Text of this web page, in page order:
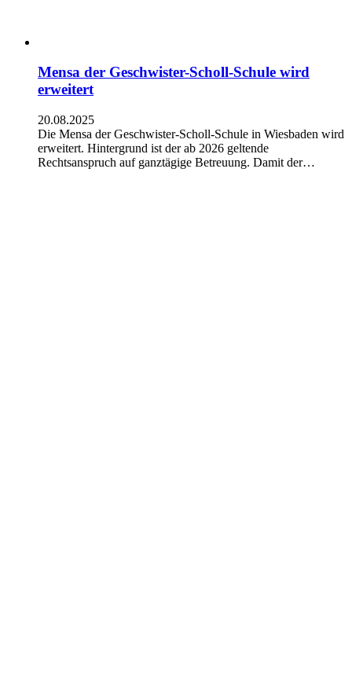
Mensa der Geschwister-Scholl-Schule wird
erweitert
20.08.2025
Die Mensa der Geschwister-Scholl-Schule in Wiesbaden wird
erweitert. Hintergrund ist der ab 2026 geltende
Rechtsanspruch auf ganztägige Betreuung. Damit der…